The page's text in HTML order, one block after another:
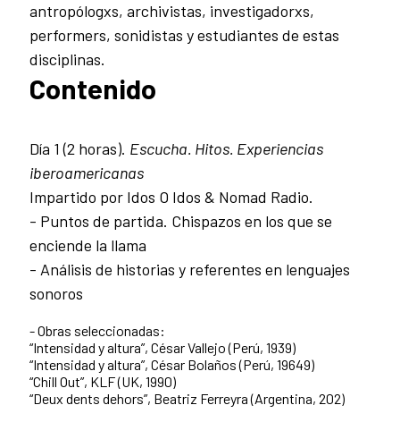
antropólogxs, archivistas, investigadorxs,
performers, sonidistas y estudiantes de estas
disciplinas.
Contenido
Día 1 (2 horas). Escucha. Hitos. Experiencias
iberoamericanas
Impartido por Idos O Idos & Nomad Radio.
- Puntos de partida. Chispazos en los que se
enciende la llama
- Análisis de historias y referentes en lenguajes
sonoros
- Obras seleccionadas:
“Intensidad y altura”, César Vallejo (Perú, 1939)
“Intensidad y altura”, César Bolaños (Perú, 19649)
“Chill Out”, KLF (UK, 1990)
“Deux dents dehors”, Beatriz Ferreyra (Argentina, 202)